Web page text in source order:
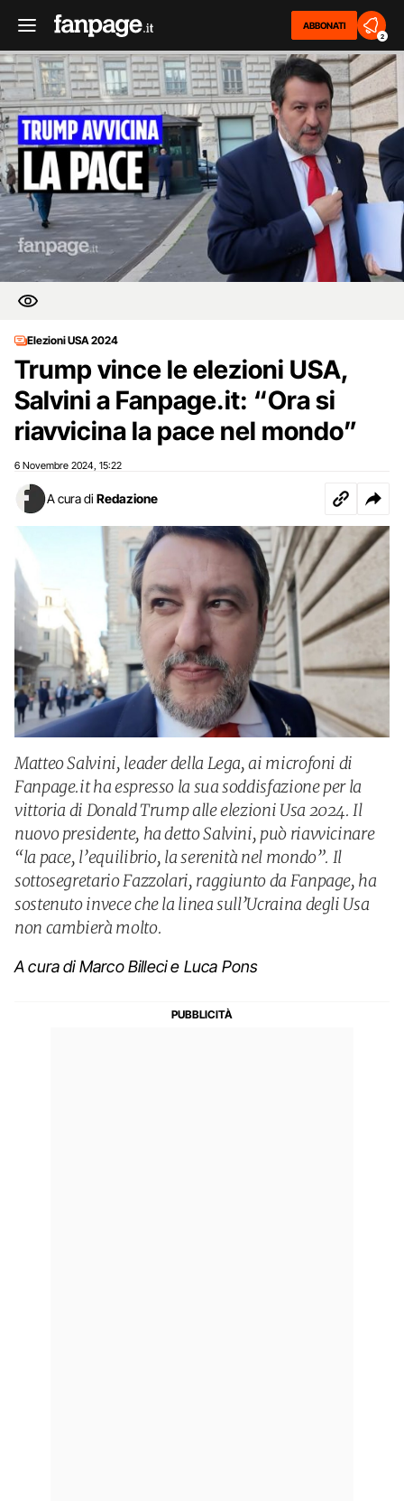
ABBONATI
2
Elezioni USA 2024
Trump vince le elezioni USA,
Salvini a Fanpage.it: “Ora si
riavvicina la pace nel mondo”
6 Novembre 2024 15:22
A cura di Redazione
Matteo Salvini, leader della Lega, ai microfoni di
Fanpage.it ha espresso la sua soddisfazione per la
vittoria di Donald Trump alle elezioni Usa 2024. Il
nuovo presidente, ha detto Salvini, può riavvicinare
“la pace, l’equilibrio, la serenità nel mondo”. Il
sottosegretario Fazzolari, raggiunto da Fanpage, ha
sostenuto invece che la linea sull’Ucraina degli Usa
non cambierà molto.
A cura di Marco Billeci e Luca Pons